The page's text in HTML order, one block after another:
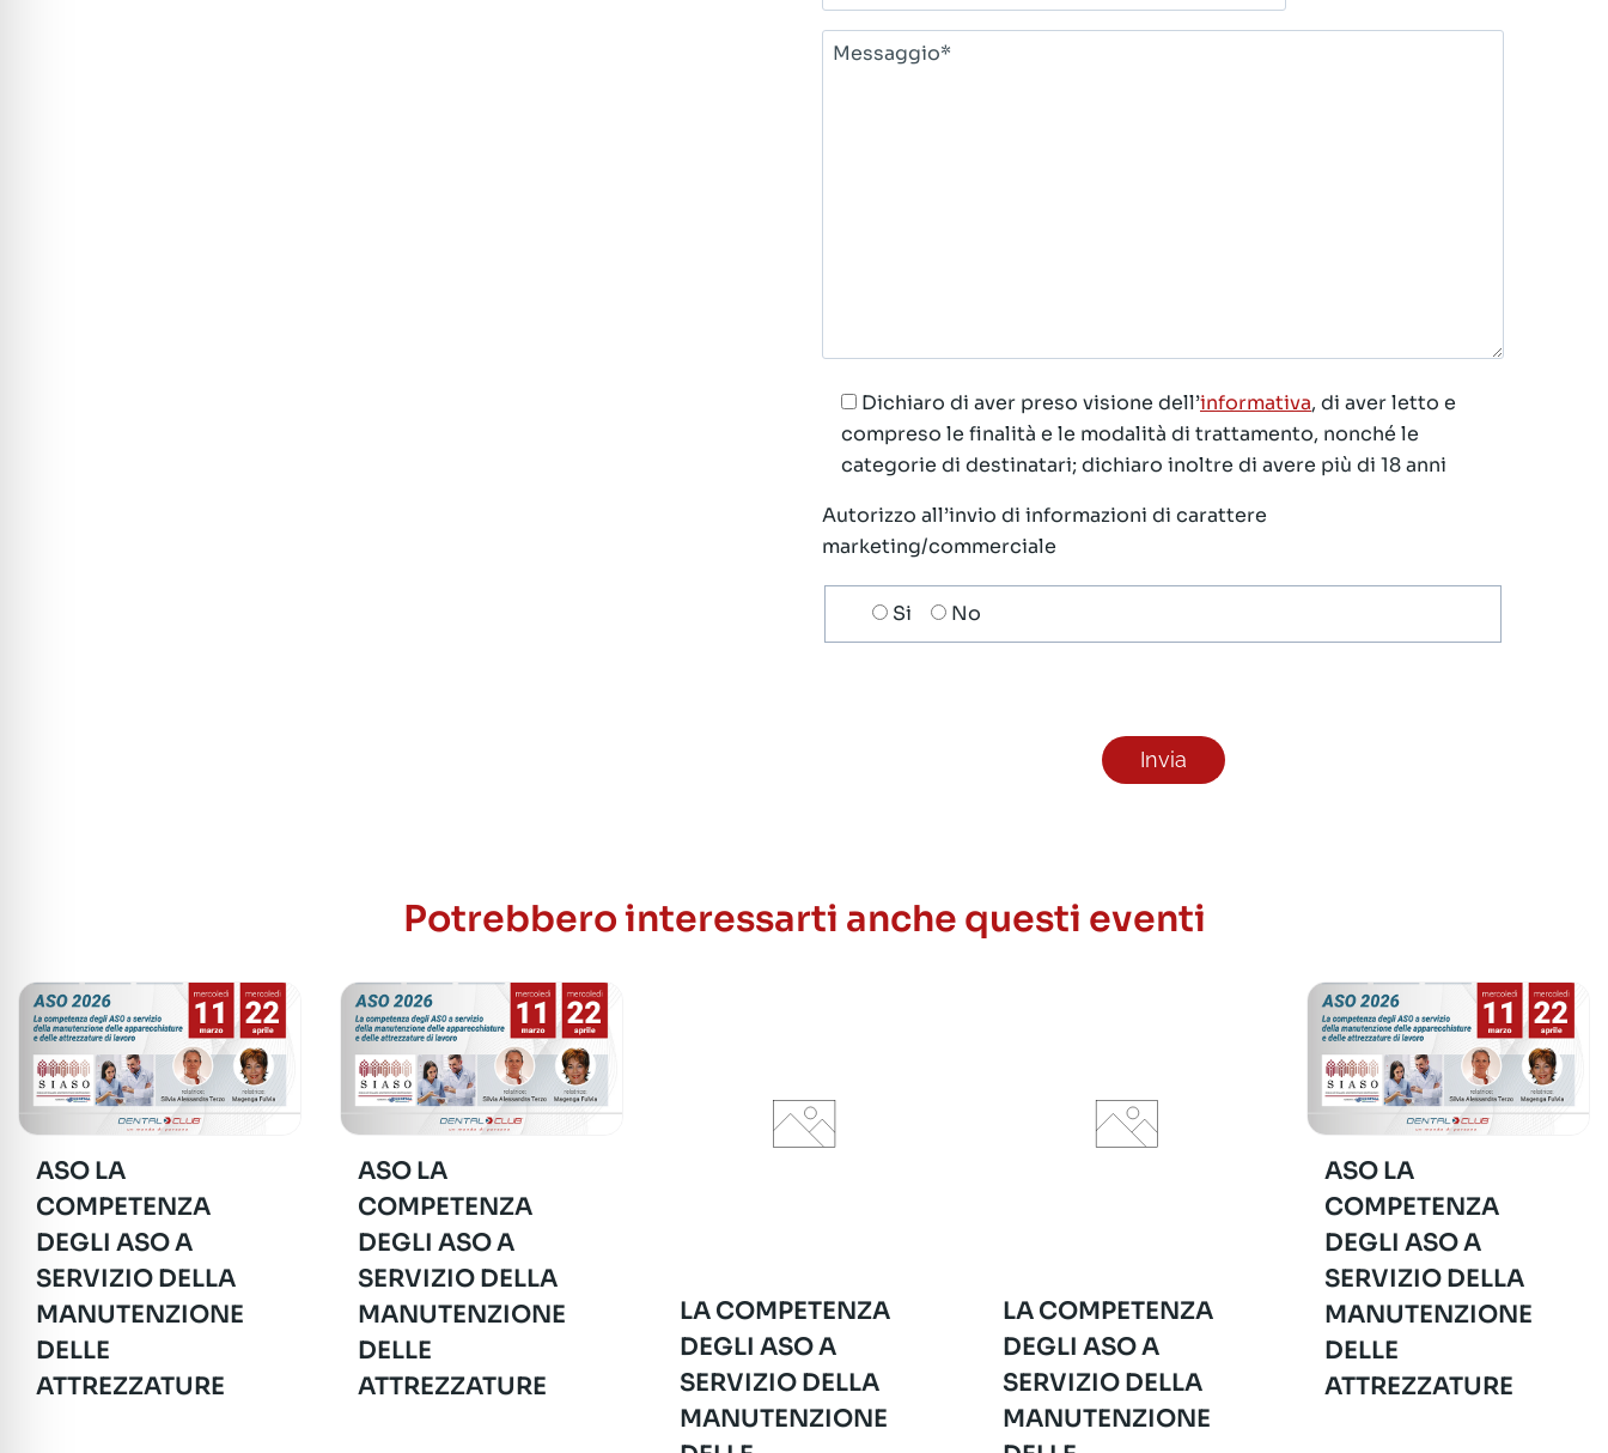
Messaggio*
Dichiaro di aver preso visione dell’informativa, di aver letto e
compreso le finalità e le modalità di trattamento, nonché le
categorie di destinatari; dichiaro inoltre di avere più di 18 anni
Autorizzo all’invio di informazioni di carattere
marketing/commerciale
Scelta
invio
Si No
Potrebbero interessarti anche questi eventi
ASO LA
COMPETENZA
DEGLI ASO A
SERVIZIO DELLA
MANUTENZIONE
DELLE
ATTREZZATURE
ASO LA
COMPETENZA
DEGLI ASO A
SERVIZIO DELLA
MANUTENZIONE
DELLE
ATTREZZATURE
LA COMPETENZA
DEGLI ASO A
SERVIZIO DELLA
MANUTENZIONE
LA COMPETENZA
DEGLI ASO A
SERVIZIO DELLA
MANUTENZIONE
ASO LA
COMPETENZA
DEGLI ASO A
SERVIZIO DELLA
MANUTENZIONE
DELLE
ATTREZZATURE